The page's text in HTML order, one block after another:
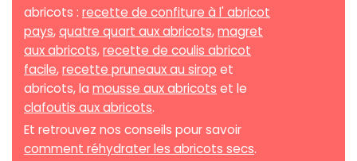
abricots : recette de confiture à l' abricot
pays,quatre quart aux abricots,magret
aux abricots,recette de coulis abricot
facile,recette pruneaux au sirop et
abricots, la mousse aux abricots et le
clafoutis aux abricots.
Et retrouvez nos conseils pour savoir
comment réhydrater les abricots secs.